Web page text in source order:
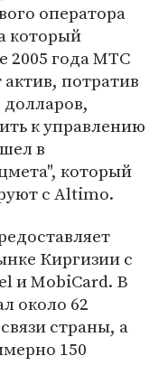
оператора
который
2005 года МТС
потратив
к управлению
в
который
с Altimo.
Киргизии с
и MobiCard. В
около 62
страны, а
150